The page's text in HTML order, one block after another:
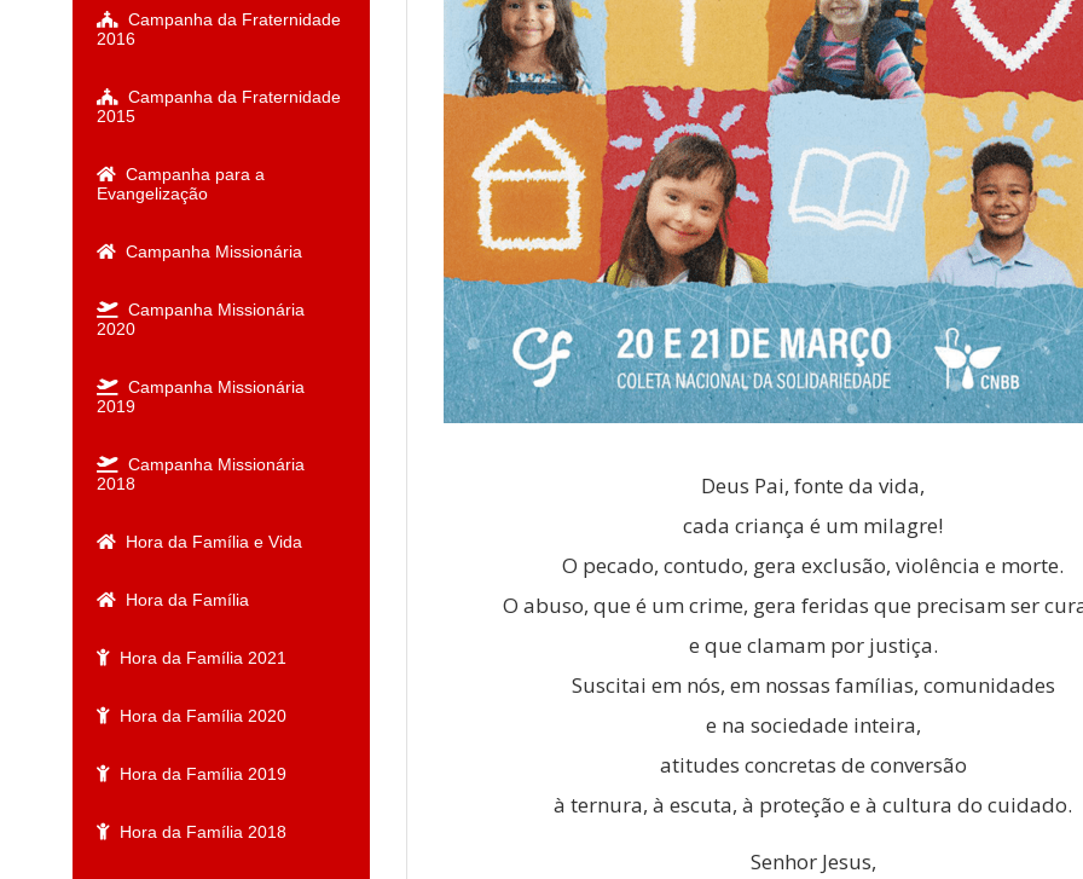
Campanha da Fraternidade
2016
Campanha da Fraternidade
2015
Campanha para a
Evangelização
Campanha Missionária
Campanha Missionária
2020
Campanha Missionária
2019
Campanha Missionária
2018
Hora da Família e Vida
Hora da Família
Hora da Família 2021
Hora da Família 2020
Hora da Família 2019
Hora da Família 2018
Deus Pai, fonte da vida,
cada criança é um milagre!
O pecado, contudo, gera exclusão, violência e morte.
O abuso, que é um crime, gera feridas que precisam ser
e que clamam por justiça.
Suscitai em nós, em nossas famílias, comunidades
e na sociedade inteira,
atitudes concretas de conversão
à ternura, à escuta, à proteção e à cultura do cuidado.
Senhor Jesus,